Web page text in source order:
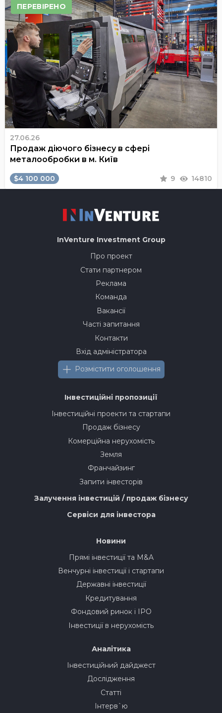
ПЕРЕВІРЕНО
27.06.26
Продаж діючого бізнесу в сфері
металообробки в м. Київ
$4 100 000 9 14810
InVenture Investment Group
Про проект
Стати партнером
Реклама
Команда
Вакансії
Часті запитання
Контакти
Вхід адміністратора
Розмістити оголошення
Інвестиційні пропозиції
Інвестиційні проекти та стартапи
Продаж бізнесу
Комерційна нерухомість
Земля
Франчайзинг
Запити інвесторів
Залучення інвестицій / продаж бізнесу
Сервіси для інвестора
Новини
Прямі інвестиції та M&A
Венчурні інвестиції і стартапи
Державні інвестиції
Кредитування
Фондовий ринок і IPO
Інвестиції в нерухомість
Аналітика
Інвестиційний дайджест
Дослідження
Статті
Інтерв`ю